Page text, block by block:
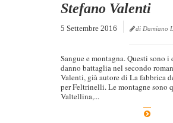
Stefano Valenti
5 Settembre 2016 di Damiano
Sangue e montagna. Questi sono i
danno battaglia nel secondo
Valenti, già autore di La fabbrica
per Feltrinelli. Le montagne sono
Valtellina,...